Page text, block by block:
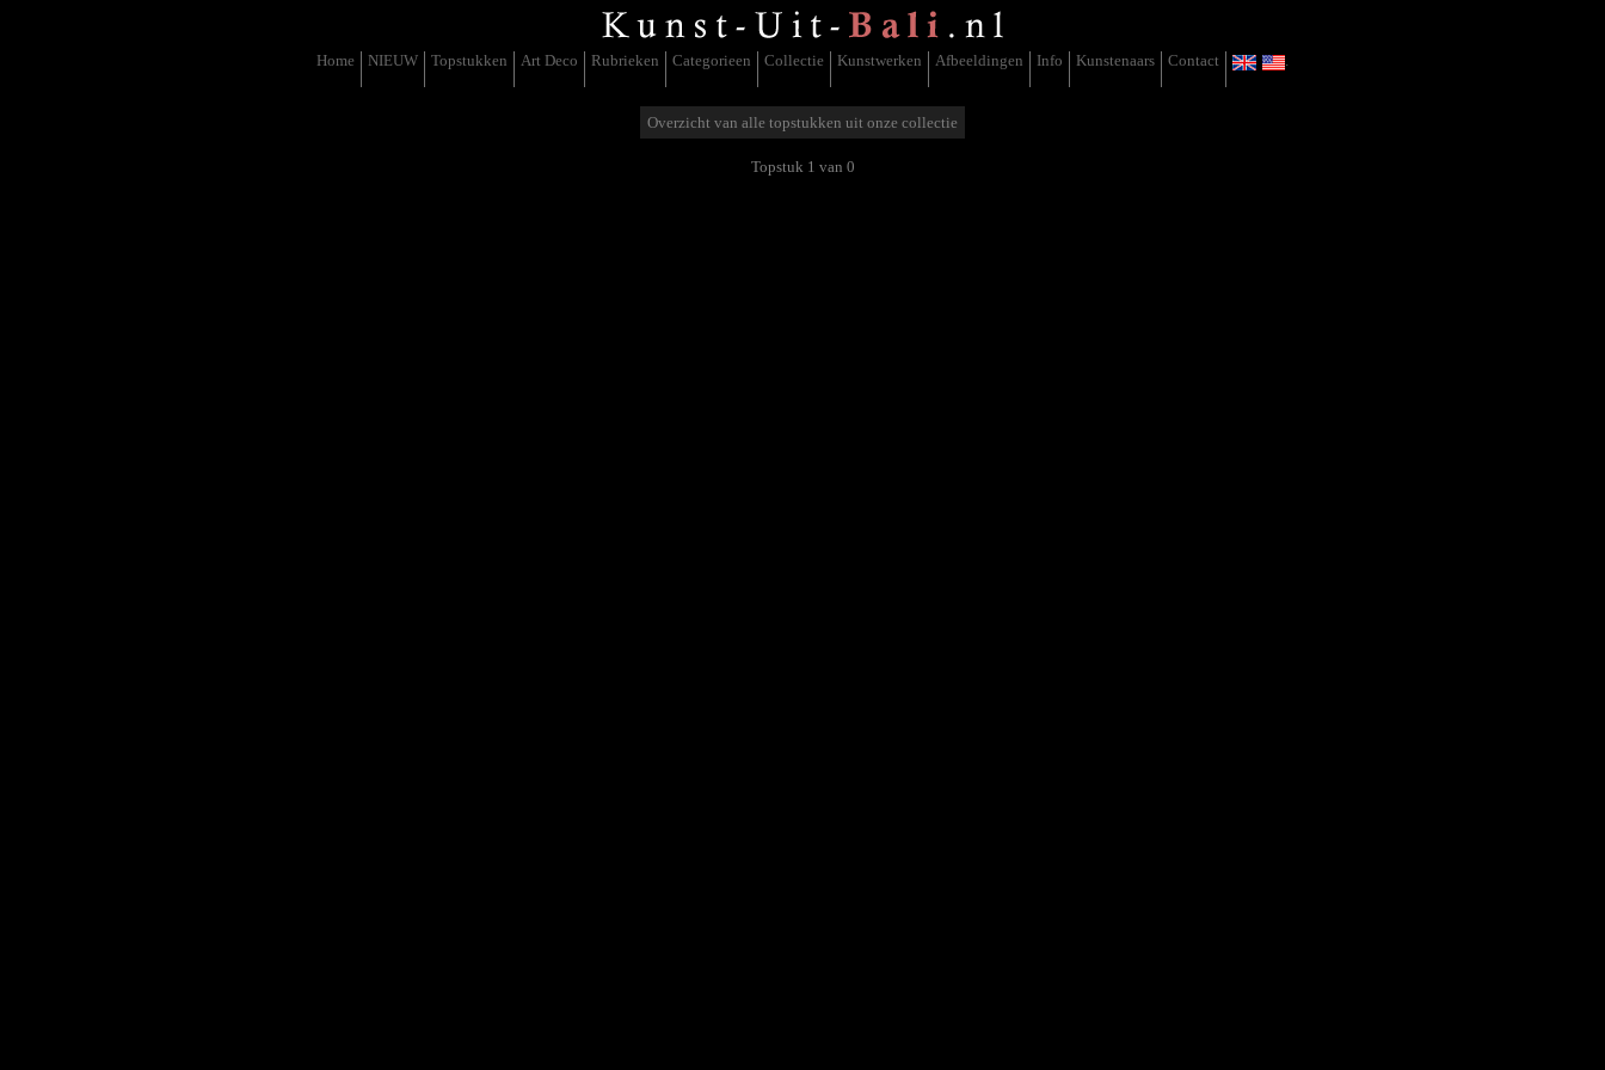
Home NIEUW Topstukken Art Deco Rubrieken Categorieen Collectie Kunstwerken Afbeeldingen Info Kunstenaars Contact .
Overzicht van alle topstukken uit onze collectie
Topstuk 1 van 0